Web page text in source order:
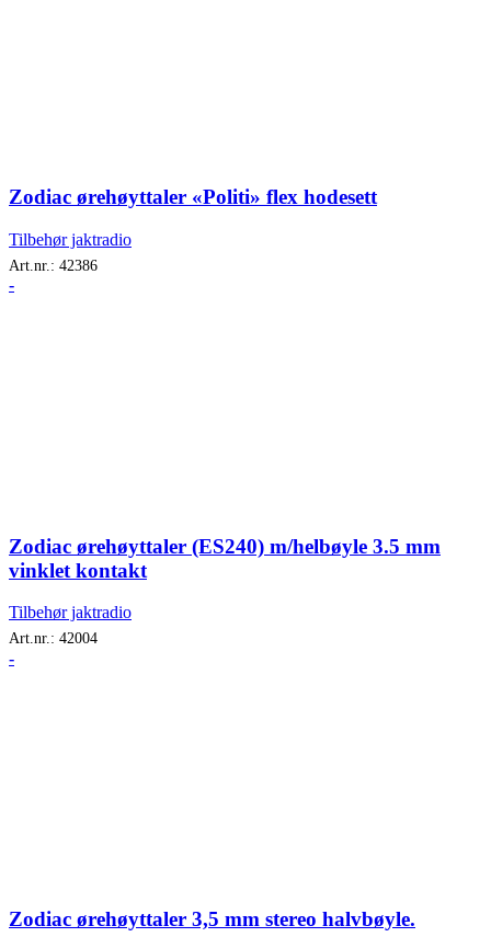
Zodiac ørehøyttaler «Politi» flex hodesett
Tilbehør jaktradio
Art.nr.: 42386
-
Zodiac ørehøyttaler (ES240) m/helbøyle 3.5 mm
vinklet kontakt
Tilbehør jaktradio
Art.nr.: 42004
-
Zodiac ørehøyttaler 3,5 mm stereo halvbøyle.